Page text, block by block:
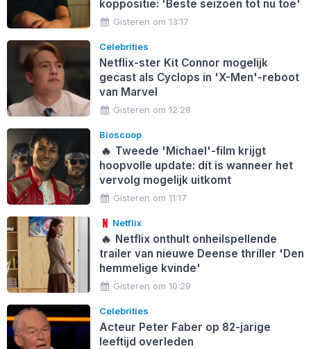
koppositie: 'Beste seizoen tot nu toe'
Gisteren om 13:17
Celebrities
Netflix-ster Kit Connor mogelijk
gecast als Cyclops in 'X-Men'-reboot
van Marvel
Gisteren om 12:28
Bioscoop
🔥 Tweede 'Michael'-film krijgt
hoopvolle update: dít is wanneer het
vervolg mogelijk uitkomt
Gisteren om 11:17
Netflix
🔥 Netflix onthult onheilspellende
trailer van nieuwe Deense thriller 'Den
hemmelige kvinde'
Gisteren om 10:29
Celebrities
Acteur Peter Faber op 82-jarige
leeftijd overleden